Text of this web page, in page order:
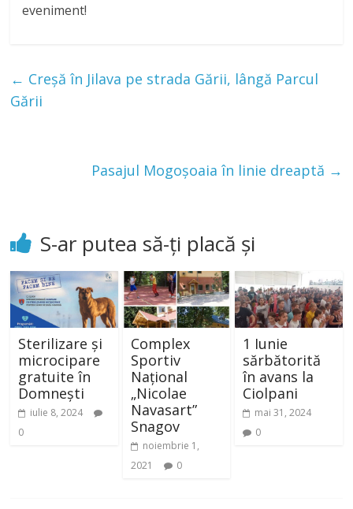
eveniment!
← Creșă în Jilava pe strada Gării, lângă Parcul
Gării
Pasajul Mogoșoaia în linie dreaptă →
S-ar putea să-ți placă și
Sterilizare și
microcipare
gratuite în
Domnești
iulie 8, 2024
0
Complex
Sportiv
Național
„Nicolae
Navasart”
Snagov
noiembrie 1,
2021
0
1 Iunie
sărbătorită
în avans la
Ciolpani
mai 31, 2024
0